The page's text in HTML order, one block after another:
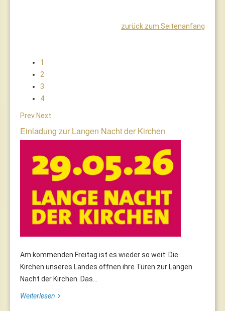
zurück zum Seitenanfang
1
2
3
4
Prev Next
Einladung zur Langen Nacht der Kirchen
Am kommenden Freitag ist es wieder so weit: Die
Kirchen unseres Landes öffnen ihre Türen zur Langen
Nacht der Kirchen. Das...
Weiterlesen